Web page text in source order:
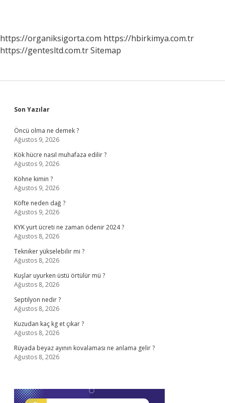
https://organiksigorta.com https://hbirkimya.com.tr
https://gentesltd.com.trSitemap
Sidebar
Son Yazılar
Öncü olma ne demek ?
Ağustos 9, 2026
Kök hücre nasıl muhafaza edilir ?
Ağustos 9, 2026
Köhne kimin ?
Ağustos 9, 2026
Köfte neden dağ ?
Ağustos 9, 2026
KYK yurt ücreti ne zaman ödenir 2024 ?
Ağustos 8, 2026
Tekniker yükselebilir mi ?
Ağustos 8, 2026
Kuşlar uyurken üstü örtülür mü ?
Ağustos 8, 2026
Septilyon nedir ?
Ağustos 8, 2026
Kuzudan kaç kg et çıkar ?
Ağustos 8, 2026
Rüyada beyaz ayının kovalaması ne anlama gelir ?
Ağustos 8, 2026